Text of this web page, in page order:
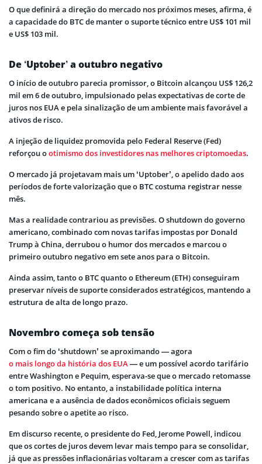
O que definirá a direção do mercado nos próximos meses, afirma, é
a capacidade do BTC de manter o suporte técnico entre US$ 101 mil
e US$ 103 mil.
De ‘Uptober’ a outubro negativo
O início de outubro parecia promissor, o Bitcoin alcançou US$ 126,2
mil em 6 de outubro, impulsionado pelas expectativas de corte de
juros nos EUA e pela sinalização de um ambiente mais favorável a
ativos de risco.
A injeção de liquidez promovida pelo Federal Reserve (Fed)
reforçou ootimismo dos investidores nas melhores criptomoedas.
O mercado já projetavam mais um ‘Uptober’, o apelido dado aos
períodos de forte valorização que o BTC costuma registrar nesse
mês.
Mas a realidade contrariou as previsões. O shutdown do governo
americano, combinado com novas tarifas impostas por Donald
Trump à China, derrubou o humor dos mercados e marcou o
primeiro outubro negativo em sete anos para o Bitcoin.
Ainda assim, tanto o BTC quanto o Ethereum (ETH) conseguiram
preservar níveis de suporte considerados estratégicos, mantendo a
estrutura de alta de longo prazo.
Novembro começa sob tensão
Com o fim do ‘shutdown’ se aproximando — agora
o mais longo da história dos EUA— e um possível acordo tarifário
entre Washington e Pequim, esperava-se que o mercado retomasse
o tom positivo. No entanto, a instabilidade política interna
americana e a ausência de dados econômicos oficiais seguem
pesando sobre o apetite ao risco.
Em discurso recente, o presidente do Fed, Jerome Powell, indicou
que os cortes de juros devem levar mais tempo para se consolidar,
já que as pressões inflacionárias voltaram a crescer com as tarifas